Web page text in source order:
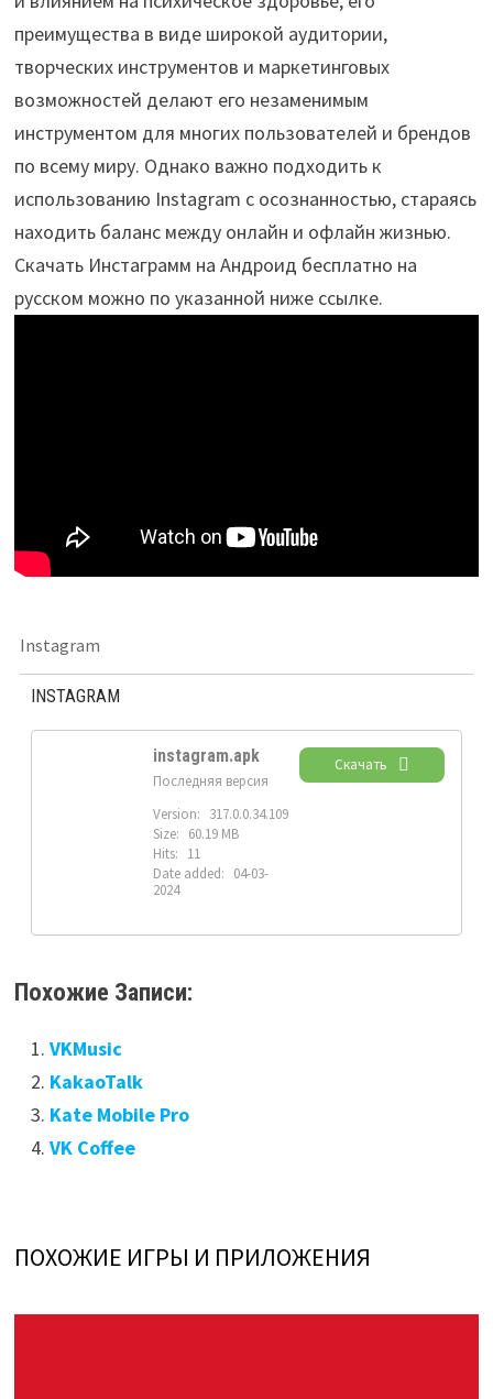
преимущества в виде широкой аудитории,
творческих инструментов и маркетинговых
возможностей делают его незаменимым
инструментом для многих пользователей и брендов
по всему миру. Однако важно подходить к
использованию Instagram с осознанностью, стараясь
находить баланс между онлайн и офлайн жизнью.
Скачать Инстаграмм на Андроид бесплатно на
русском можно по указанной ниже ссылке.
Instagram
INSTAGRAM
instagram.apk
Последняя версия
Version: 317.0.0.34.109
Size: 60.19 MB
Hits: 11
Date added: 04-03-
2024
Скачать
Похожие Записи:
VKMusic
KakaoTalk
Kate Mobile Pro
VK Coffee
ПОХОЖИЕ ИГРЫ И ПРИЛОЖЕНИЯ